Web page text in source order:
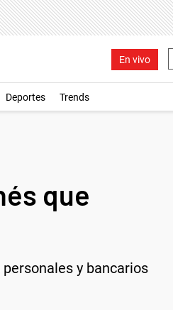
En vivo
Deportes Trends
que
y bancarios